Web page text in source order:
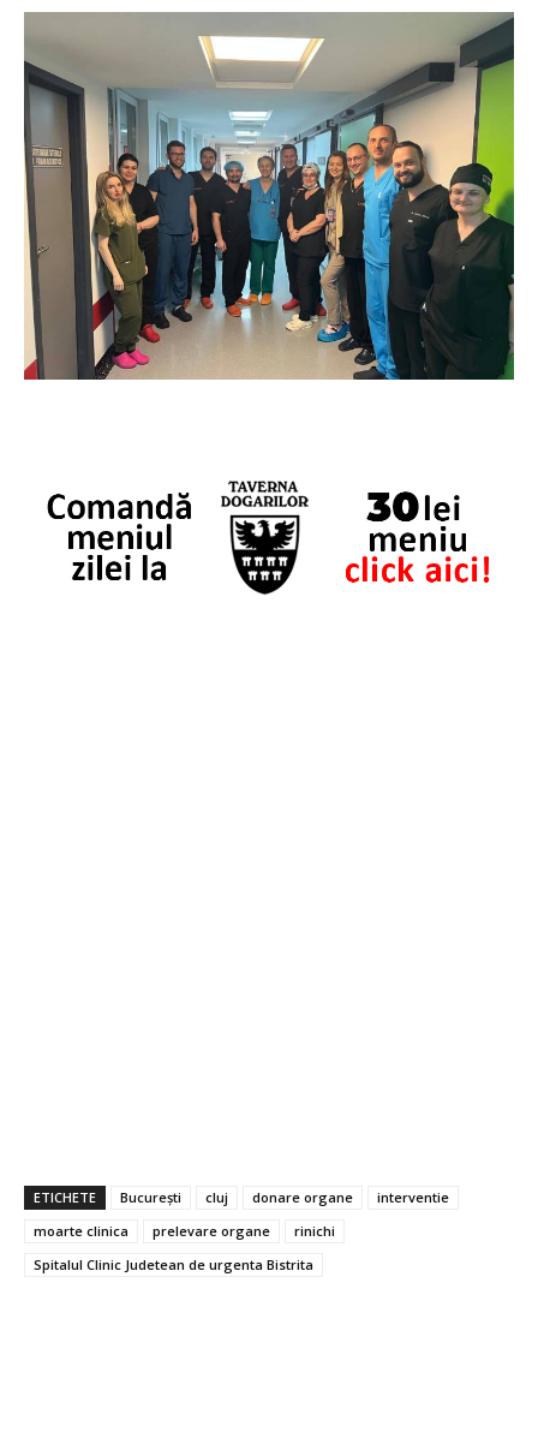
ETICHETE București cluj donare organe
interventie
moarte clinica
prelevare organe
rinichi
Spitalul Clinic Judetean de urgenta Bistrita